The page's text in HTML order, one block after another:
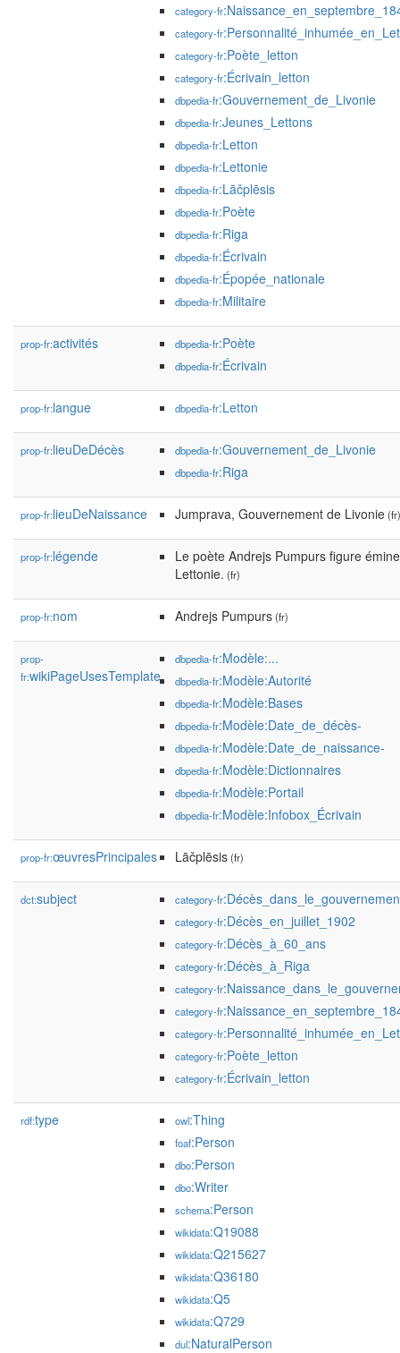
category-fr
category-fr
category-fr:Poète_letton
category-fr:Écrivain_letton
dbpedia-fr:Gouvernement_de_Livonie
dbpedia-fr:Jeunes_Lettons
dbpedia-fr:Letton
dbpedia-fr:Lettonie
dbpedia-fr:Lāčplēsis
dbpedia-fr:Poète
dbpedia-fr:Riga
dbpedia-fr:Écrivain
dbpedia-fr:Épopée_nationale
dbpedia-fr:Militaire
prop-fr:activités dbpedia-fr:Poète
dbpedia-fr:Écrivain
prop-fr:langue dbpedia-fr:Letton
prop-fr:lieuDeDécès dbpedia-fr:Gouvernement_de_Livonie
dbpedia-fr:Riga
prop-fr:lieuDeNaissance Jumprava, Gouvernement de Livonie(fr)
prop-fr:légende
Le poète Andrejs Pumpurs figure
Lettonie. (fr)
prop-fr:nom Andrejs Pumpurs(fr)
prop-
fr:wikiPageUsesTemplate
dbpedia-fr:Modèle:...
dbpedia-fr:Modèle:Autorité
dbpedia-fr:Modèle:Bases
dbpedia-fr:Modèle:Date_de_décès-
dbpedia-fr:Modèle:Date_de_naissance-
dbpedia-fr:Modèle:Dictionnaires
dbpedia-fr:Modèle:Portail
dbpedia-fr:Modèle:Infobox_Écrivain
prop-fr:œuvresPrincipales Lāčplēsis(fr)
dct:subject category-fr
category-fr:Décès_en_juillet_1902
category-fr:Décès_à_60_ans
category-fr:Décès_à_Riga
category-fr
category-fr
category-fr
category-fr:Poète_letton
category-fr:Écrivain_letton
rdf:type owl:Thing
foaf:Person
dbo:Person
dbo:Writer
schema:Person
wikidata:Q19088
wikidata:Q215627
wikidata:Q36180
wikidata:Q5
wikidata:Q729
dul:NaturalPerson